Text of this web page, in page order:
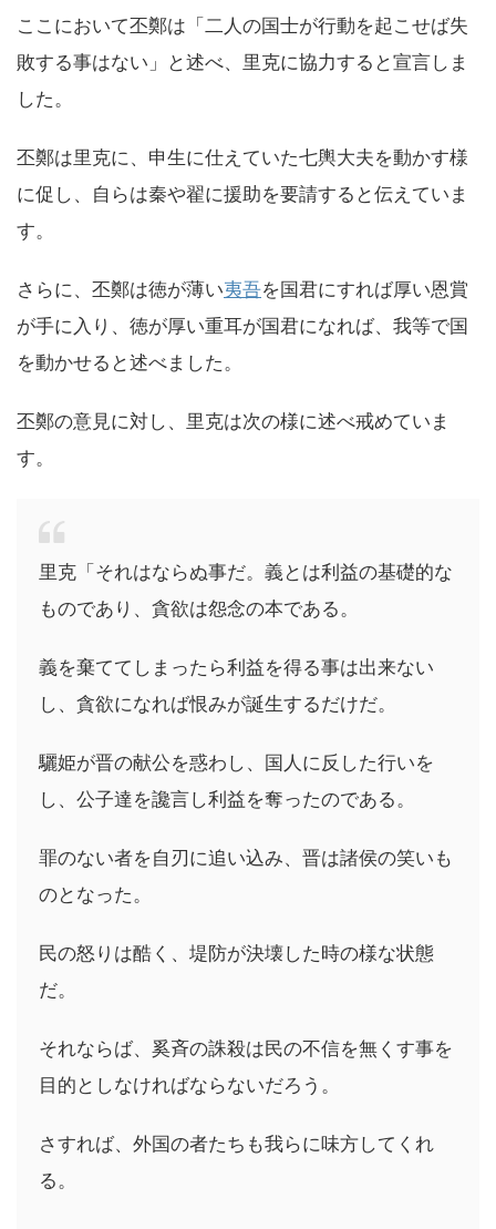
ここにおいて丕鄭は「二人の国士が行動を起こせば失
敗する事はない」と述べ、里克に協力すると宣言しま
した。
丕鄭は里克に、申生に仕えていた七輿大夫を動かす様
に促し、自らは秦や翟に援助を要請すると伝えていま
す。
さらに、丕鄭は徳が薄い夷吾を国君にすれば厚い恩賞
が手に入り、徳が厚い重耳が国君になれば、我等で国
を動かせると述べました。
丕鄭の意見に対し、里克は次の様に述べ戒めていま
す。
里克「それはならぬ事だ。義とは利益の基礎的な
ものであり、貪欲は怨念の本である。
義を棄ててしまったら利益を得る事は出来ない
し、貪欲になれば恨みが誕生するだけだ。
驪姫が晋の献公を惑わし、国人に反した行いを
し、公子達を讒言し利益を奪ったのである。
罪のない者を自刃に追い込み、晋は諸侯の笑いも
のとなった。
民の怒りは酷く、堤防が決壊した時の様な状態
だ。
それならば、奚斉の誅殺は民の不信を無くす事を
目的としなければならないだろう。
さすれば、外国の者たちも我らに味方してくれ
る。